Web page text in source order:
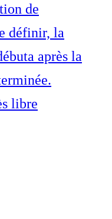
de
définir, la
après la
libre